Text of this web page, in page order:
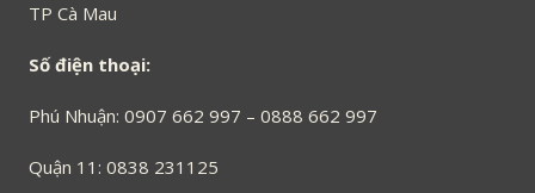
TP Cà Mau
Số điện thoại:
Phú Nhuận: 0907 662 997 – 0888 662 997
Quận 11: 0838 231125